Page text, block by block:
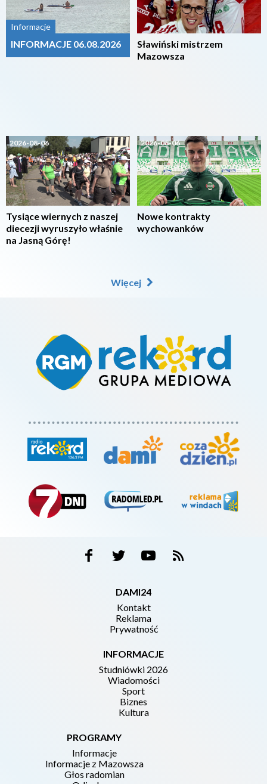
Informacje
INFORMACJE 06.08.2026
2026-08-06
Tysiące wiernych z naszej
diecezji wyruszyło właśnie
na Jasną Górę!
Sławiński mistrzem
Mazowsza
2026-08-06
Nowe kontrakty
wychowanków
Więcej
DAMI24
Kontakt
Reklama
Prywatność
INFORMACJE
Studniówki 2026
Wiadomości
Sport
Biznes
Kultura
PROGRAMY
Informacje
Informacje z Mazowsza
Głos radomian